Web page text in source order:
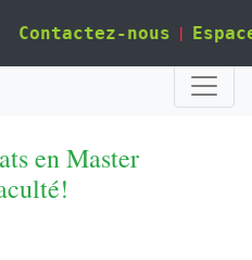
Contactez-nous |
en Master